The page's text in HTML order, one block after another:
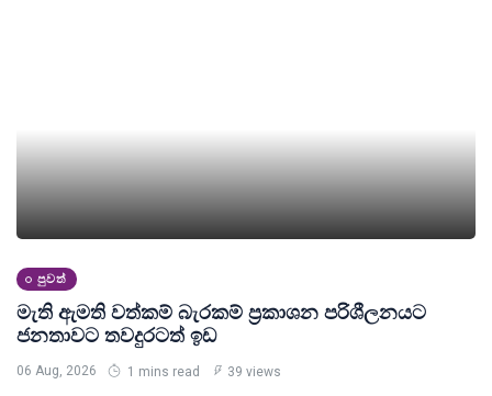
පුවත්
මැති ඇමති වත්කම් බැරකම් ප්‍රකාශන පරිශීලනයට
ජනතාවට තවදුරටත් ඉඩ
06 Aug, 2026 1 mins read 39 views